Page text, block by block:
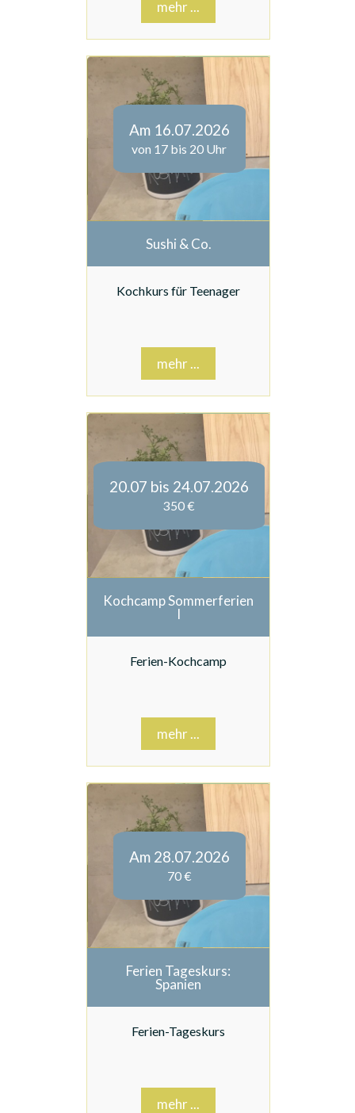
mehr ...
Am 16.07.2026
von 17 bis 20 Uhr
Sushi & Co.
Kochkurs für Teenager
mehr ...
20.07 bis 24.07.2026
350 €
Kochcamp Sommerferien
I
Ferien-Kochcamp
mehr ...
Am 28.07.2026
70 €
Ferien Tageskurs:
Spanien
Ferien-Tageskurs
mehr ...